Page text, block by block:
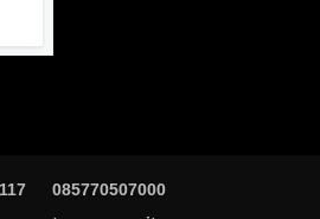
085770507000